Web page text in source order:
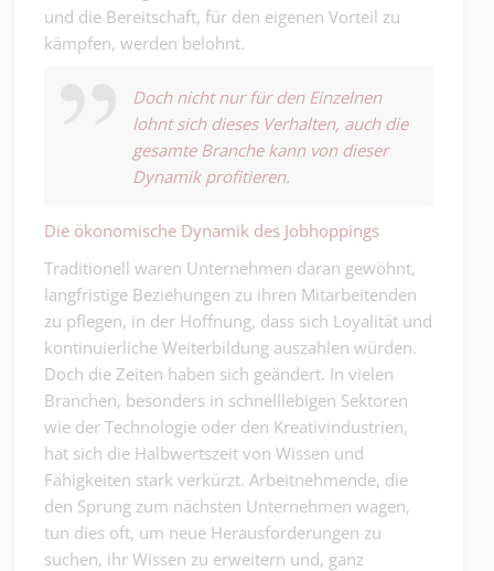
und die Bereitschaft, für den eigenen Vorteil zu
kämpfen, werden belohnt.
Doch nicht nur für den Einzelnen
lohnt sich dieses Verhalten, auch die
gesamte Branche kann von dieser
Dynamik profitieren.
Die ökonomische Dynamik des Jobhoppings
Traditionell waren Unternehmen daran gewöhnt,
langfristige Beziehungen zu ihren Mitarbeitenden
zu pflegen, in der Hoffnung, dass sich Loyalität und
kontinuierliche Weiterbildung auszahlen würden.
Doch die Zeiten haben sich geändert. In vielen
Branchen, besonders in schnelllebigen Sektoren
wie der Technologie oder den Kreativindustrien,
hat sich die Halbwertszeit von Wissen und
Fähigkeiten stark verkürzt. Arbeitnehmende, die
den Sprung zum nächsten Unternehmen wagen,
tun dies oft, um neue Herausforderungen zu
suchen, ihr Wissen zu erweitern und, ganz